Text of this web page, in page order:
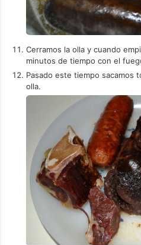
Cerramos la olla y cuando
minutos de tiempo con el
Pasado este tiempo sacamos
olla.